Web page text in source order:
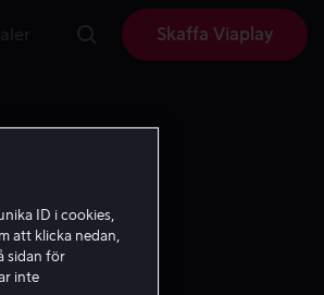
Skaffa Viaplay
ID i cookies,
att klicka nedan,
sidan för
inte